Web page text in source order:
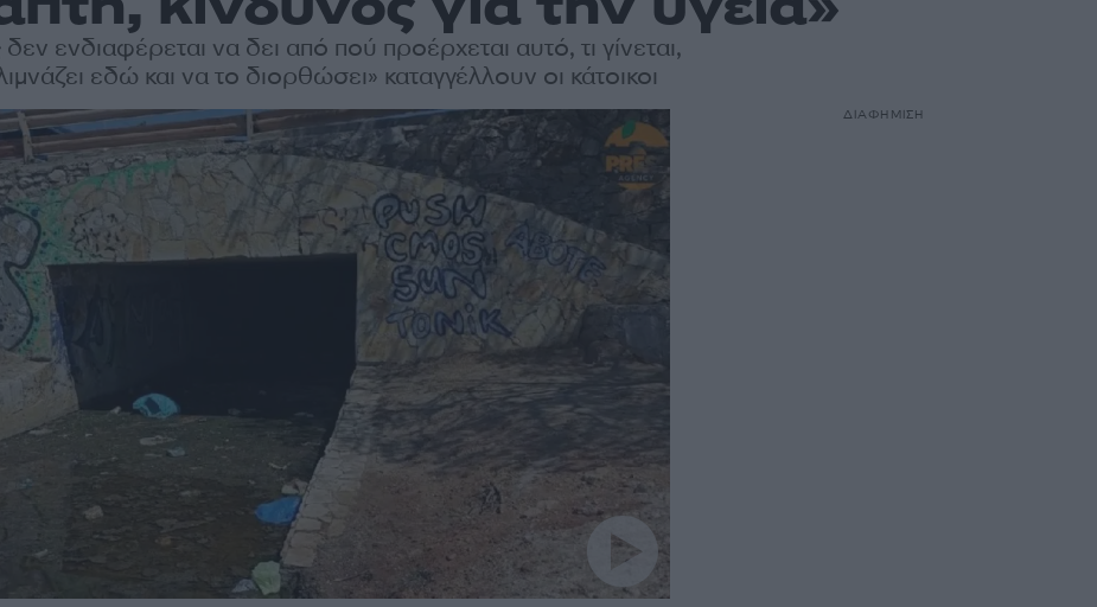
δεν ενδιαφέρεται να δει από πού προέρχεται αυτό, τι γίνεται,
λιμνάζει εδώ και να το διορθώσει» καταγγέλλουν οι κάτοικοι
ΔΙΑΦΗΜΙΣΗ